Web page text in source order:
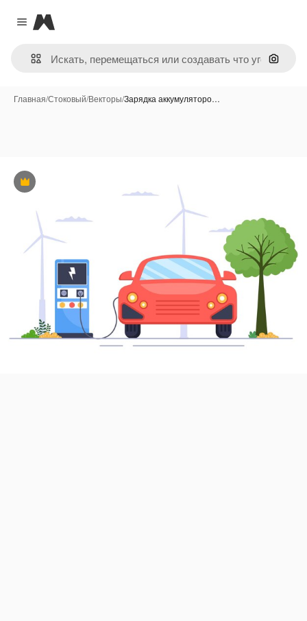
Close menu
Magnific
Поиск
Главная/Стоковый/Векторы/Зарядка аккумуляторо…
Премиум